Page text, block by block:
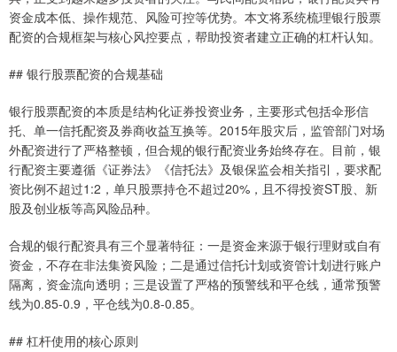
资金成本低、操作规范、风险可控等优势。本文将系统梳理银行股票
配资的合规框架与核心风控要点，帮助投资者建立正确的杠杆认知。
## 银行股票配资的合规基础
银行股票配资的本质是结构化证券投资业务，主要形式包括伞形信
托、单一信托配资及券商收益互换等。2015年股灾后，监管部门对场
外配资进行了严格整顿，但合规的银行配资业务始终存在。目前，银
行配资主要遵循《证券法》《信托法》及银保监会相关指引，要求配
资比例不超过1:2，单只股票持仓不超过20%，且不得投资ST股、新
股及创业板等高风险品种。
合规的银行配资具有三个显著特征：一是资金来源于银行理财或自有
资金，不存在非法集资风险；二是通过信托计划或资管计划进行账户
隔离，资金流向透明；三是设置了严格的预警线和平仓线，通常预警
线为0.85-0.9，平仓线为0.8-0.85。
## 杠杆使用的核心原则